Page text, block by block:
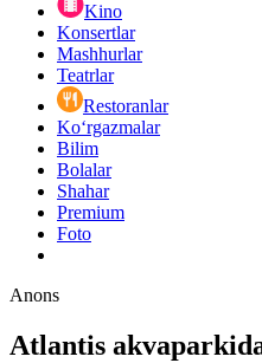
Kino
Konsertlar
Mashhurlar
Teatrlar
Restoranlar
Ko‘rgazmalar
Bilim
Bolalar
Shahar
Premium
Foto
Anons
Atlantis